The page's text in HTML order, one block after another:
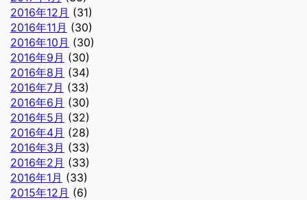
2016年12月 (31)
2016年11月 (30)
2016年10月 (30)
2016年9月 (30)
2016年8月 (34)
2016年7月 (33)
2016年6月 (30)
2016年5月 (32)
2016年4月 (28)
2016年3月 (33)
2016年2月 (33)
2016年1月 (33)
2015年12月 (6)